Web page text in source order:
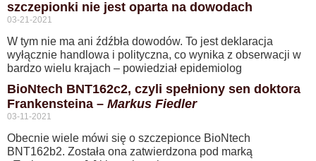
szczepionki nie jest oparta na dowodach
03-21-2021
W tym nie ma ani źdźbła dowodów. To jest deklaracja
wyłącznie handlowa i polityczna, co wynika z obserwacji w
bardzo wielu krajach – powiedział epidemiolog
BioNtech BNT162c2, czyli spełniony sen doktora
Frankensteina – Markus Fiedler
03-11-2021
Obecnie wiele mówi się o szczepionce BioNtech
BNT162b2. Została ona zatwierdzona pod marką